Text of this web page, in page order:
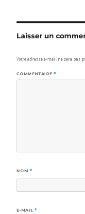
Laisser un
Votre adresse e-mail ne sera pas
COMMENTAIRE *
NOM *
E-MAIL *